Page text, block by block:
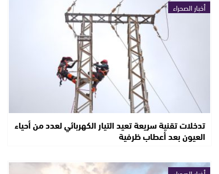
أخبار الصحراء
تدخلات تقنية سريعة تعيد التيار الكهربائي لعدد من أحياء
العيون بعد أعطاب ظرفية